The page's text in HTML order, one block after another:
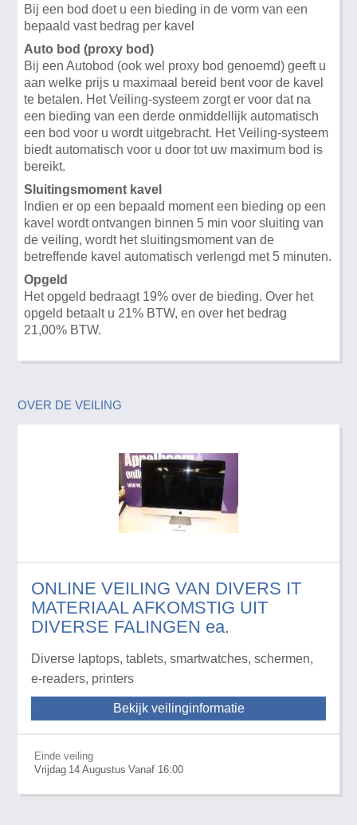
Bij een bod doet u een bieding in de vorm van een
bepaald vast bedrag per kavel
Auto bod (proxy bod)
Bij een Autobod (ook wel proxy bod genoemd) geeft u
aan welke prijs u maximaal bereid bent voor de kavel
te betalen. Het Veiling-systeem zorgt er voor dat na
een bieding van een derde onmiddellijk automatisch
een bod voor u wordt uitgebracht. Het Veiling-systeem
biedt automatisch voor u door tot uw maximum bod is
bereikt.
Sluitingsmoment kavel
Indien er op een bepaald moment een bieding op een
kavel wordt ontvangen binnen 5 min voor sluiting van
de veiling, wordt het sluitingsmoment van de
betreffende kavel automatisch verlengd met 5 minuten.
Opgeld
Het opgeld bedraagt 19% over de bieding. Over het
opgeld betaalt u 21% BTW, en over het bedrag
21,00% BTW.
OVER DE VEILING
ONLINE VEILING VAN DIVERS IT
MATERIAAL AFKOMSTIG UIT
DIVERSE FALINGEN ea.
Diverse laptops, tablets, smartwatches, schermen,
e-readers, printers
Bekijk veilinginformatie
Einde veiling
Vrijdag 14 Augustus Vanaf 16:00